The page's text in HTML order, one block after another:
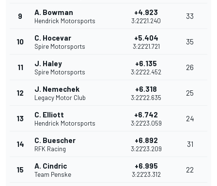
9 A. Bowman
Hendrick Motorsports
+4.923
3:22'21.240
33
10 C. Hocevar
Spire Motorsports
+5.404
3:22'21.721
35
11 J. Haley
Spire Motorsports
+6.135
3:22'22.452
26
12 J. Nemechek
Legacy Motor Club
+6.318
3:22'22.635
25
13 C. Elliott
Hendrick Motorsports
+6.742
3:22'23.059
24
14 C. Buescher
RFK Racing
+6.892
3:22'23.209
31
15 A. Cindric
Team Penske
+6.995
3:22'23.312
22